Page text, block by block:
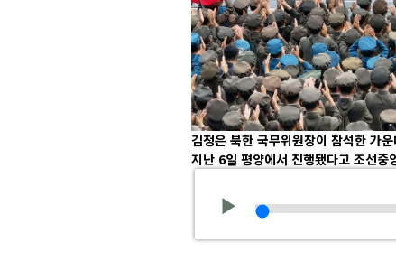
김정은 북한 국무위원장이 참석한 가
지난 6일 평양에서 진행됐다고 조선중